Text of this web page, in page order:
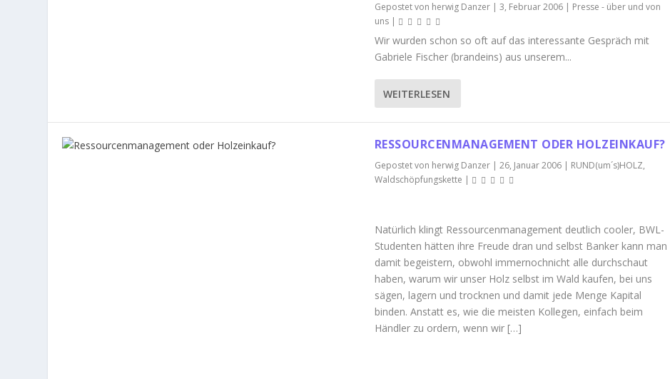
Gepostet von herwig Danzer| 3, Februar 2006| Presse - über und von
uns|
Wir wurden schon so oft auf das interessante Gespräch mit
Gabriele Fischer (brandeins) aus unserem...
WEITERLESEN
RESSOURCENMANAGEMENT ODER HOLZEINKAUF?
Gepostet von herwig Danzer| 26, Januar 2006| RUND(um´s)HOLZ,
Waldschöpfungskette |
Natürlich klingt Ressourcenmanagement deutlich cooler, BWL-
Studenten hätten ihre Freude dran und selbst Banker kann man
damit begeistern, obwohl immernochnicht alle durchschaut
haben, warum wir unser Holz selbst im Wald kaufen, bei uns
sägen, lagern und trocknen und damit jede Menge Kapital
binden. Anstatt es, wie die meisten Kollegen, einfach beim
Händler zu ordern, wenn wir […]